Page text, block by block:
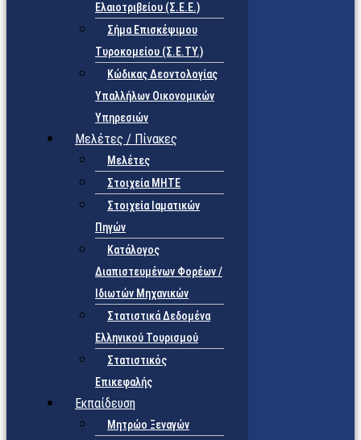
Ελαιοτριβείου (Σ.Ε.Ε.)
Σήμα Επισκέψιμου
Τυροκομείου (Σ.Ε.TY.)
Κώδικας Δεοντολογίας
Υπαλλήλων Οικονομικών
Υπηρεσιών
Μελέτες / Πίνακες
Μελέτες
Στοιχεία ΜΗΤΕ
Στοιχεία Ιαματικών
Πηγών
Κατάλογος
Διαπιστευμένων Φορέων /
Ιδιωτών Μηχανικών
Στατιστικά Δεδομένα
Ελληνικού Τουρισμού
Στατιστικός
Επικεφαλής
Εκπαίδευση
Μητρώο Ξεναγών